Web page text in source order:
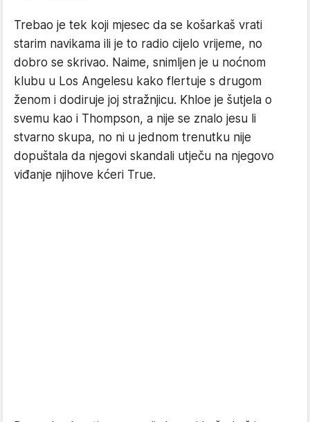
Trebao je tek koji mjesec da se košarkaš vrati
starim navikama ili je to radio cijelo vrijeme, no
dobro se skrivao. Naime, snimljen je u noćnom
klubu u Los Angelesu kako flertuje s drugom
ženom i dodiruje joj stražnjicu. Khloe je šutjela o
svemu kao i Thompson, a nije se znalo jesu li
stvarno skupa, no ni u jednom trenutku nije
dopuštala da njegovi skandali utječu na njegovo
viđanje njihove kćeri True.